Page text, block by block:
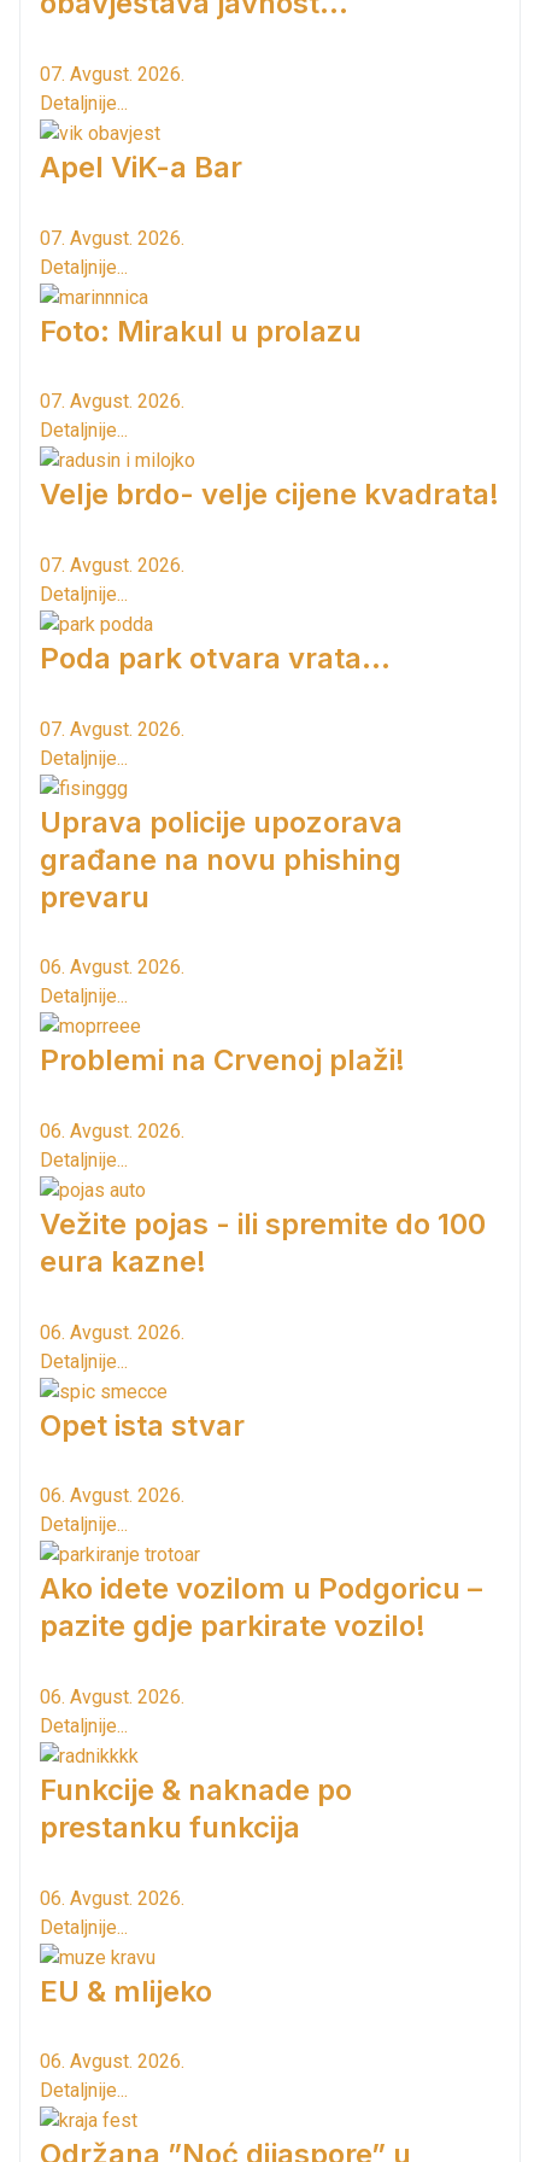
07. Avgust. 2026.
Detaljnije...
Apel ViK-a Bar
07. Avgust. 2026.
Detaljnije...
Foto: Mirakul u prolazu
07. Avgust. 2026.
Detaljnije...
Velje brdo- velje cijene kvadrata!
07. Avgust. 2026.
Detaljnije...
Poda park otvara vrata...
07. Avgust. 2026.
Detaljnije...
Uprava policije upozorava
građane na novu phishing
prevaru
06. Avgust. 2026.
Detaljnije...
Problemi na Crvenoj plaži!
06. Avgust. 2026.
Detaljnije...
Vežite pojas - ili spremite do 100
eura kazne!
06. Avgust. 2026.
Detaljnije...
Opet ista stvar
06. Avgust. 2026.
Detaljnije...
Ako idete vozilom u Podgoricu –
pazite gdje parkirate vozilo!
06. Avgust. 2026.
Detaljnije...
Funkcije & naknade po
prestanku funkcija
06. Avgust. 2026.
Detaljnije...
EU & mlijeko
06. Avgust. 2026.
Detaljnije...
Održana ”Noć dijaspore” u